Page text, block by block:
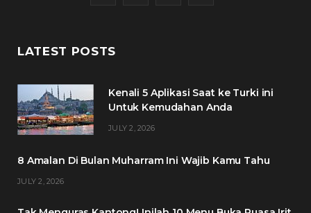
c
b
t
a
e
LATEST POSTS
Kenali 5 Aplikasi Saat ke Turki ini
Untuk Kemudahan Anda
JULY 2, 2026
8 Amalan Di Bulan Muharram Ini Wajib Kamu Tahu
JULY 2, 2026